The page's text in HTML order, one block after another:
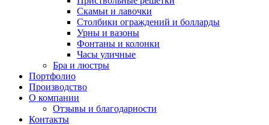
Скамьи и лавочки
Столбики ограждений и болларды
Урны и вазоны
Фонтаны и колонки
Часы уличные
Бра и люстры
Портфолио
Производство
О компании
Отзывы и благодарности
Контакты